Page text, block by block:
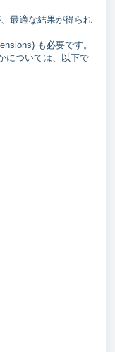
最適な結果が得られ
も必要です。
については、以下で